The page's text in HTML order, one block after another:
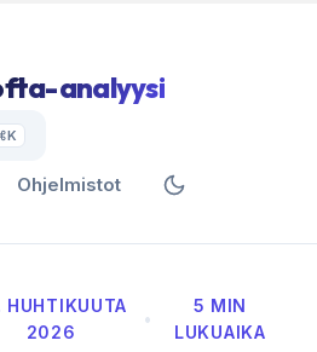
analyysi
Ohjelmistot
HUHTIKUUTA
2026
•
5 MIN
LUKUAIKA